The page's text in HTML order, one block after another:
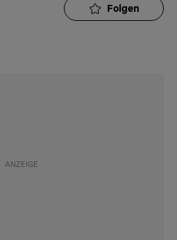
Folgen